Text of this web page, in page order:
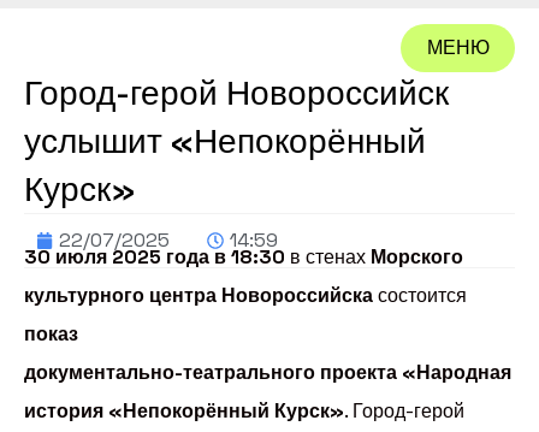
МЕНЮ
ЗАКРЫТЬ
Город-герой Новороссийск
услышит «Непокорённый
Курск»
22/07/2025 14:59
30 июля 2025 года в 18:30 в стенах Морского
культурного центра Новороссийскасостоится
показ
документально-театрального проекта «Народная
история «Непокорённый Курск». Город-герой